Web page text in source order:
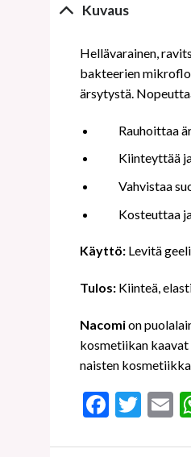
Kuvaus
Hellävarainen,
bakteerien
ärsytystä.
Rauhoittaa
Kiinteyttää
Vahvistaa
Kosteuttaa
Käyttö:Levitä
Tulos: Kiinteä,
Nacomion
kosmetiikan kaavat
naisten